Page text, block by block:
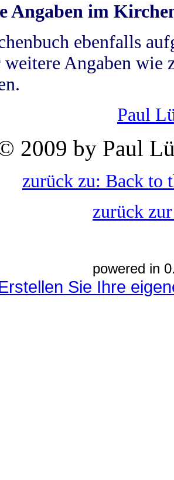
Angaben im
ebenfalls
Angaben wie
Paul
2009 by Paul
zurück zu: Back to
zurück
powered in
Sie Ihre